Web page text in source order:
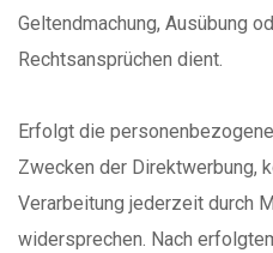
Geltendmachung, Ausübung
Rechtsansprüchen dient.
Erfolgt die
Zwecken der Direktwerbung,
Verarbeitung jederzeit durch
widersprechen. Nach